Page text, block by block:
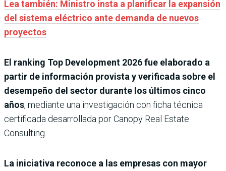
Lea también: Ministro insta a planificar la expansión
del sistema eléctrico ante demanda de nuevos
proyectos
El ranking Top Development 2026 fue elaborado a
partir de información provista y verifi­cada sobre el
desempeño del sector durante los últimos cinco
años, mediante una investiga­ción con ficha técnica
certifi­cada desarrollada por Canopy Real Estate
Consulting.
La ini­ciativa reconoce a las empresas con mayor